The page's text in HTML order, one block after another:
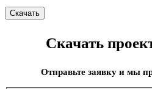
Скачать
Отправьте заявку и мы